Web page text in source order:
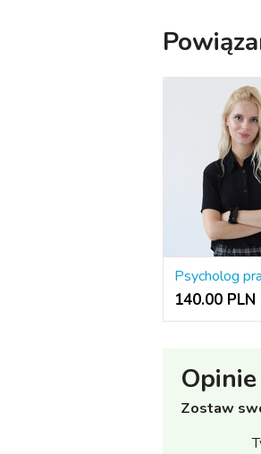
140.00 PLN
Opinie
Zostaw